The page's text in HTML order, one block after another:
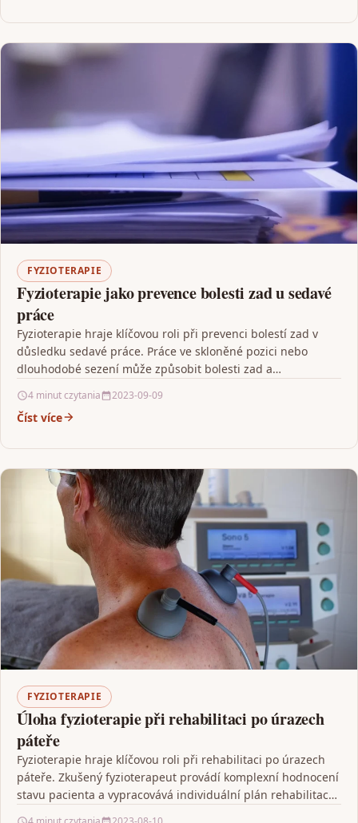
FYZIOTERAPIE
Fyzioterapie jako prevence bolesti zad u sedavé
práce
Fyzioterapie hraje klíčovou roli při prevenci bolestí zad v
důsledku sedavé práce. Práce ve skloněné pozici nebo
dlouhodobé sezení může způsobit bolesti zad a…
4 minut czytania 2023-09-09
Číst více
FYZIOTERAPIE
Úloha fyzioterapie při rehabilitaci po úrazech
páteře
Fyzioterapie hraje klíčovou roli při rehabilitaci po úrazech
páteře. Zkušený fyzioterapeut provádí komplexní hodnocení
stavu pacienta a vypracovává individuální plán rehabilitace,